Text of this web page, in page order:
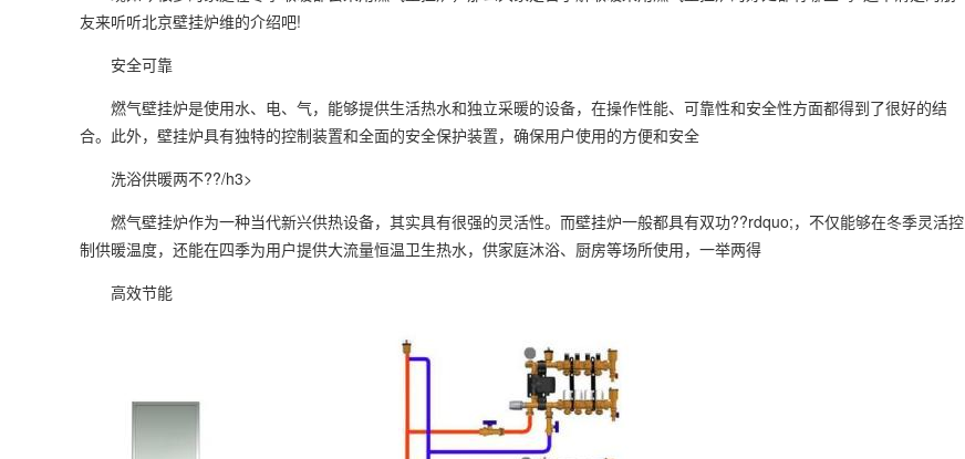
友来听听北京壁挂炉维的介绍吧!
安全可靠
燃气壁挂炉是使用水、电、气，能够提供生活热水和独立采暖的设备，在操作性能、可靠性和安全性方面都得到了很好的结
合。此外，壁挂炉具有独特的控制装置和全面的安全保护装置，确保用户使用的方便和安全
洗浴供暖两不??/h3>
燃气壁挂炉作为一种当代新兴供热设备，其实具有很强的灵活性。而壁挂炉一般都具有双功??rdquo;，不仅能够在冬季灵活控
制供暖温度，还能在四季为用户提供大流量恒温卫生热水，供家庭沐浴、厨房等场所使用，一举两得
高效节能